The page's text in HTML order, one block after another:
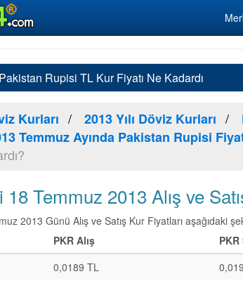
Rupisi TL Kur Fiyatı Ne Kadardı
Kurları 2013 Yılı Döviz Kurları
Temmuz Ayında Pakistan Rupisi
Temmuz 2013 Alış ve
2013 Günü Alış ve Satış Kur Fiyatları aşağıdaki
PKR Alış
PKR
0,0189 TL